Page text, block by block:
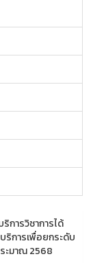
การวิชาการได้
ริการเพื่อยกระดับ
ะมาณ 2568